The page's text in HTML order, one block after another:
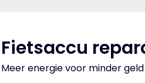
Fietsaccu
Meer energie voor minder geld